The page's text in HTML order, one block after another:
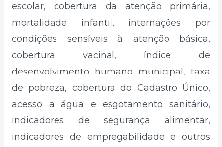
escolar, cobertura da atenção primária,
mortalidade infantil, internações por
condições sensíveis à atenção básica,
cobertura vacinal, índice de
desenvolvimento humano municipal, taxa
de pobreza, cobertura do Cadastro Único,
acesso a água e esgotamento sanitário,
indicadores de segurança alimentar,
indicadores de empregabilidade e outros